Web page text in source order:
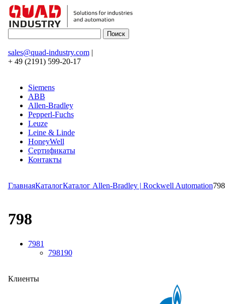
sales@quad-industry.com|
+ 49 (2191) 599-20-17
Siemens
ABB
Allen-Bradley
Pepperl-Fuchs
Leuze
Leine & Linde
HoneyWell
Сертификаты
Контакты
ГлавнаяКаталогКаталог Allen-Bradley | Rockwell Automation798
798
7981
798190
Клиенты